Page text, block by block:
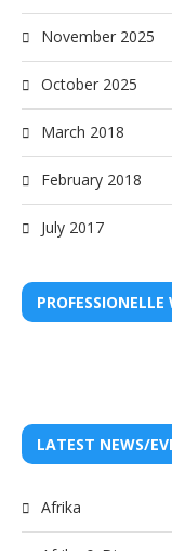
November 2025
October 2025
March 2018
February 2018
July 2017
LATEST NEWS/
Afrika